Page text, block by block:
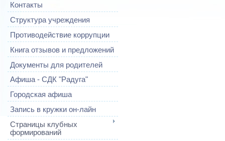
Контакты
Структура учреждения
Противодействие коррупции
Книга отзывов и предложений
Документы для родителей
Афиша - СДК "Радуга"
Городская афиша
Запись в кружки он-лайн
Страницы клубных
формирований